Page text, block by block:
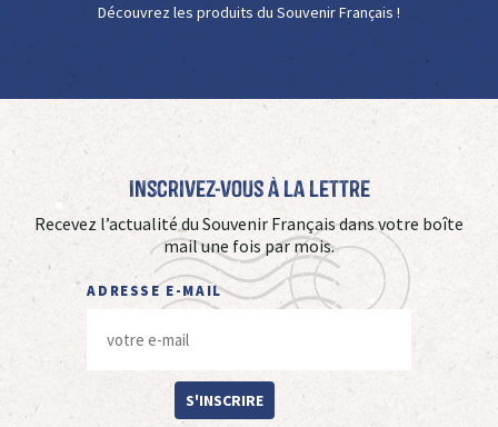
Découvrez les produits du Souvenir Français !
Inscrivez-vous à La Lettre
Recevez l’actualité du Souvenir Français dans votre boîte
mail une fois par mois.
ADRESSE E-MAIL
S'INSCRIRE